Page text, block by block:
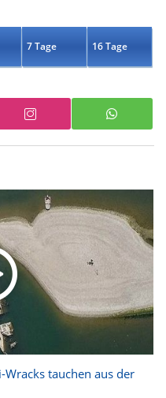
7 Tage 16 Tage
tauchen aus der